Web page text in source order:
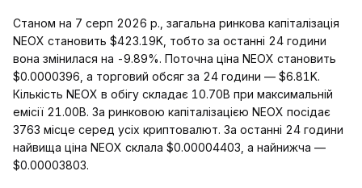
Станом на 7 серп 2026 р., загальна ринкова капіталізація
NEOX становить $423.19K, тобто за останні 24 години
вона змінилася на -9.89%. Поточна ціна NEOX становить
$0.0000396, а торговий обсяг за 24 години — $6.81K.
Кількість NEOX в обігу складає 10.70B при максимальній
емісії 21.00B. За ринковою капіталізацією NEOX посідає
3763 місце серед усіх криптовалют. За останні 24 години
найвища ціна NEOX склала $0.00004403, а найнижча —
$0.00003803.